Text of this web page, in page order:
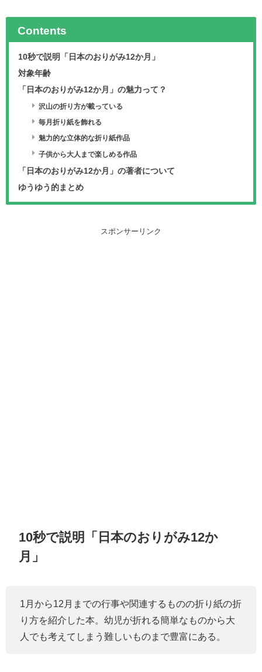
Contents
10秒で説明「日本のおりがみ12か月」
対象年齢
「日本のおりがみ12か月」の魅力って？
沢山の折り方が載っている
毎月折り紙を飾れる
魅力的な立体的な折り紙作品
子供から大人まで楽しめる作品
「日本のおりがみ12か月」の著者について
ゆうゆう的まとめ
スポンサーリンク
10秒で説明「日本のおりがみ12か
月」
1月から12月までの行事や関連するものの折り紙の折
り方を紹介した本。幼児が折れる簡単なものから大
人でも考えてしまう難しいものまで豊富にある。